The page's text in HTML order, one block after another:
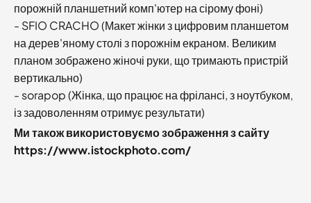
порожній планшетний комп'ютер на сірому фоні)
- SFIO CRACHO (Макет жінки з цифровим планшетом
на дерев'яному столі з порожнім екраном. Великим
планом зображено жіночі руки, що тримають пристрій
вертикально)
- sorapop (Жінка, що працює на фрілансі, з ноутбуком,
із задоволенням отримує результати)
Ми також використовуємо зображення з сайту
https://www.istockphoto.com/